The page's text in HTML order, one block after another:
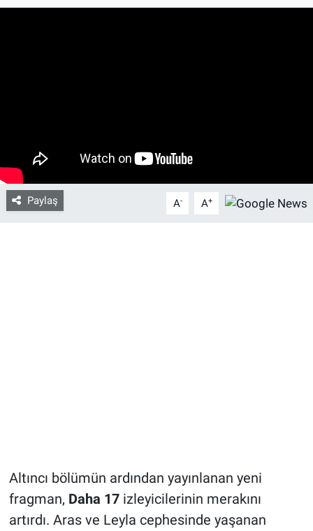
Paylaş A- A+
Altıncı bölümün ardından yayınlanan yeni
fragman, Daha 17izleyicilerinin merakını
artırdı. Aras ve Leyla cephesinde yaşanan
İletişim (Künye)